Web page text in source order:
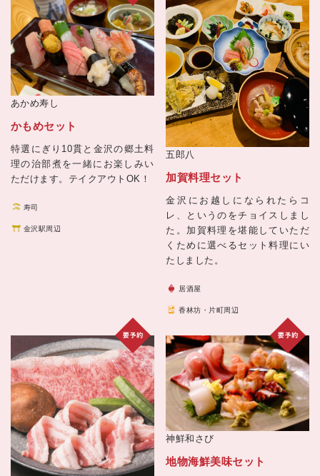
あかめ寿し
かもめセット
特選にぎり10貫と金沢の郷土料
理の治部煮を一緒にお楽しみい
ただけます。テイクアウトOK！
寿司
金沢駅周辺
五郎八
加賀料理セット
金沢にお越しになられたらコ
レ、というのをチョイスしまし
た。加賀料理を堪能していただ
くために選べるセット料理にい
たしました。
居酒屋
香林坊・片町周辺
神鮮和さび
地物海鮮美味セット